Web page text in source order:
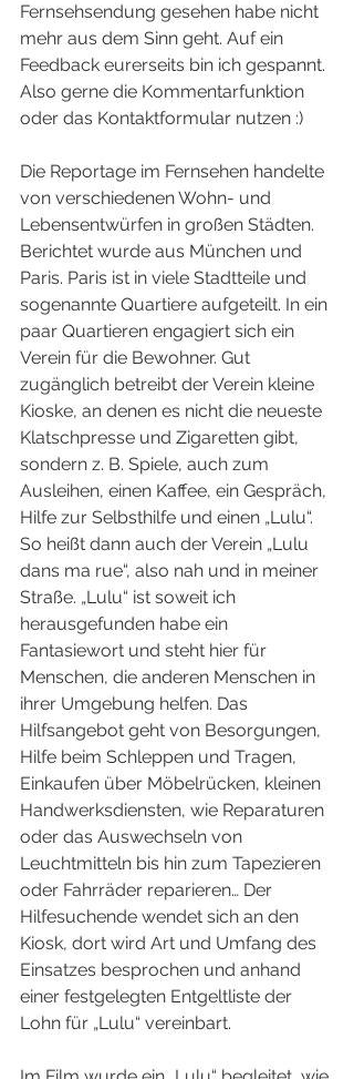
Fernsehsendung gesehen habe nicht
mehr aus dem Sinn geht. Auf ein
Feedback eurerseits bin ich gespannt.
Also gerne die Kommentarfunktion
oder das Kontaktformular nutzen :)
Die Reportage im Fernsehen handelte
von verschiedenen Wohn- und
Lebensentwürfen in großen Städten.
Berichtet wurde aus München und
Paris. Paris ist in viele Stadtteile und
sogenannte Quartiere aufgeteilt. In ein
paar Quartieren engagiert sich ein
Verein für die Bewohner. Gut
zugänglich betreibt der Verein kleine
Kioske, an denen es nicht die neueste
Klatschpresse und Zigaretten gibt,
sondern z. B. Spiele, auch zum
Ausleihen, einen Kaffee, ein Gespräch,
Hilfe zur Selbsthilfe und einen „Lulu“.
So heißt dann auch der Verein „Lulu
dans ma rue“, also nah und in meiner
Straße. „Lulu“ ist soweit ich
herausgefunden habe ein
Fantasiewort und steht hier für
Menschen, die anderen Menschen in
ihrer Umgebung helfen. Das
Hilfsangebot geht von Besorgungen,
Hilfe beim Schleppen und Tragen,
Einkaufen über Möbelrücken, kleinen
Handwerksdiensten, wie Reparaturen
oder das Auswechseln von
Leuchtmitteln bis hin zum Tapezieren
oder Fahrräder reparieren… Der
Hilfesuchende wendet sich an den
Kiosk, dort wird Art und Umfang des
Einsatzes besprochen und anhand
einer festgelegten Entgeltliste der
Lohn für „Lulu“ vereinbart.